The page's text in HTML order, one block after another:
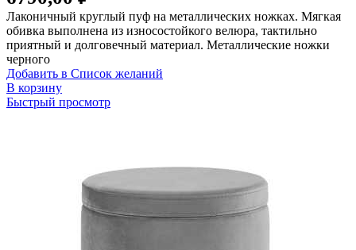
Лаконичный круглый пуф на металлических ножках. Мягкая
обивка выполнена из износостойкого велюра, тактильно
приятный и долговечный материал. Металлические ножки
черного
Добавить в Список желаний
В корзину
Быстрый просмотр